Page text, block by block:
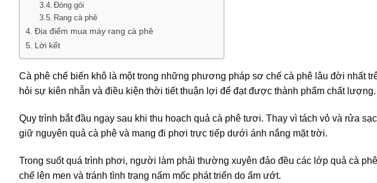
Đóng gói
Rang cà phê
Địa điểm mua máy rang cà phê
Lời kết
Cà phê chế biến khô là một trong những phương pháp sơ chế cà phê lâu đời nhất
hỏi sự kiên nhẫn và điều kiện thời tiết thuận lợi để đạt được thành phẩm chất lượng.
Quy trình bắt đầu ngay sau khi thu hoạch quả cà phê tươi. Thay vì tách vỏ và rửa
giữ nguyên quả cà phê và mang đi phơi trực tiếp dưới ánh nắng mặt trời.
Trong suốt quá trình phơi, người làm phải thường xuyên đảo đều các lớp quả cà
chế lên men và tránh tình trạng nấm mốc phát triển do ẩm ướt.